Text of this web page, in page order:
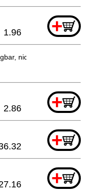
+
1.96
nicht bestellbar
+
2.86
+
+